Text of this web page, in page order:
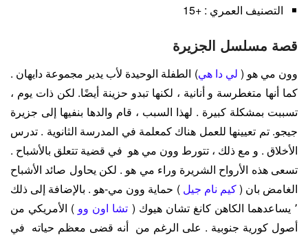
التصنيف العمري : +15
قصة مسلسل الجزيرة
وون مي هو ( لي دا هي) الطفلة الوحيدة لأب يدير مجموعة دايهان .
كما أنها متغطرسة و أنانية ، لكنها تبدو حزينة أيضًا. لكن ذات يوم ،
تسببت بمشكلة كبيرة . لهذا السبب ، قام والدها بنفيها إلى جزيرة
جيجو. تم تعيينها للعمل هناك كمعلمة في المدرسة الثانوية . تدرس
الأخلاق . و مع ذلك ، تتورط وون مي هو في قضية تتعلق بالأشباح .
تسعى هذه الأرواح الشريرة وراء مي هو . لكن يحاول صائد الأشباح
الغامض بان (كيم نام جيل ) حماية وون مي-هو . بالإضافة إلى ذلك
٬ يساعدهما الكاهن كانغ تشان هيوك (
تشا اون وو ) الأمريكي من
أصول كورية جنوبية . على الرغم من أنه قضى معظم حياته في